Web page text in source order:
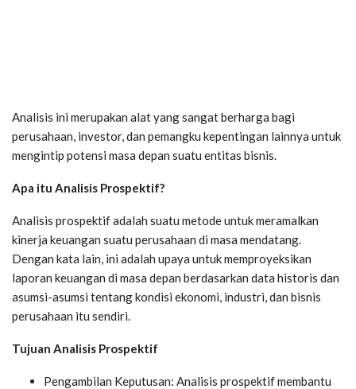
Analisis ini merupakan alat yang sangat berharga bagi
perusahaan, investor, dan pemangku kepentingan lainnya untuk
mengintip potensi masa depan suatu entitas bisnis.
Apa itu Analisis Prospektif?
Analisis prospektif adalah suatu metode untuk meramalkan
kinerja keuangan suatu perusahaan di masa mendatang.
Dengan kata lain, ini adalah upaya untuk memproyeksikan
laporan keuangan di masa depan berdasarkan data historis dan
asumsi-asumsi tentang kondisi ekonomi, industri, dan bisnis
perusahaan itu sendiri.
Tujuan Analisis Prospektif
Pengambilan Keputusan: Analisis prospektif membantu